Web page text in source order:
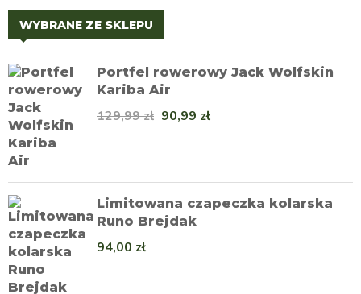
WYBRANE ZE SKLEPU
Portfel rowerowy Jack Wolfskin
Kariba Air
129,99zł 90,99 zł
Limitowana czapeczka kolarska
Runo Brejdak
94,00 zł